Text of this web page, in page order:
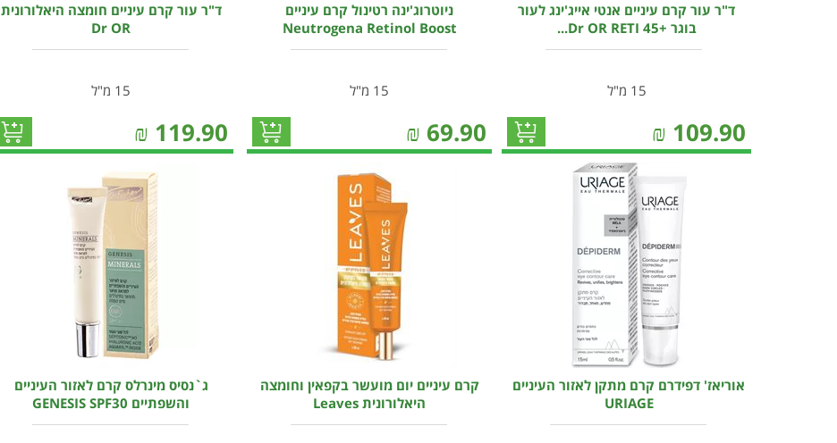
ד"ר עור קרם עיניים אנטי אייג'ינג לעור
בוגר +45 Dr OR RETI...
15 מ"ל
109.90
₪
ניוטרוג'ינה רטינול קרם עיניים
Neutrogena Retinol Boost
15 מ"ל
69.90
₪
ד"ר עור קרם עיניים חומצה היאלורונית
Dr OR
15 מ"ל
119.90
₪
אוריאז' דפידרם קרם מתקן לאזור העיניים
URIAGE
קרם עיניים יום מועשר בקפאין וחומצה
היאלורונית Leaves
ג`נסיס מינרלס קרם לאזור העיניים
והשפתיים GENESIS SPF30